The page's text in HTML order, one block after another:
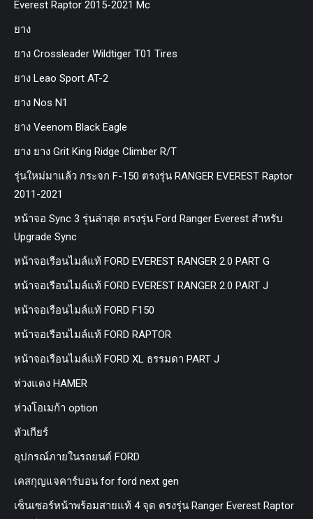
Everest Raptor 2015-2021 Mc
ยาง
ยาง Crossleader Wildtiger T01 Tires
ยาง Leao Sport AT-2
ยาง Nos N1
ยาง Veenom Black Eagle
ยาง ยาง Grit King Ridge Climber R/T
รุ่นใหม่มาแล้ว กระจก F-150 ตรงรุ่น RANGER EVEREST Raptor
2011-2021
หน้าจอ Sync 3 รุ่นล่าสุด ตรงรุ่น Ford Ranger Everest สำหรับ
Upgrade Sync
หน้าจอเรือนไมล์แท้ FORD EVEREST RANGER 2.0 PART G
หน้าจอเรือนไมล์แท้ FORD EVEREST RANGER 2.0 PART J
หน้าจอเรือนไมล์แท้ FORD F150
หน้าจอเรือนไมล์แท้ FORD RAPTOR
หน้าจอเรือนไมล์แท้ FORD XL ธรรมดา PART J
ห่วงแดง HAMER
ห่วงโอเมก้า option
หัวเกียร์
อุปกรณ์ภายในรถยนต์ FORD
เคสกุญแจคาร์บอน for ford next gen
เซ็นเซอร์หน้าพร้อมสายแท้ 4 จุด ตรงรุ่น Ranger Everest Raptor